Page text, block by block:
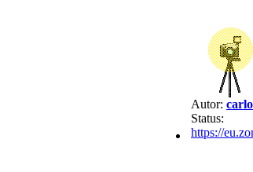
Autor:
Status:
https://